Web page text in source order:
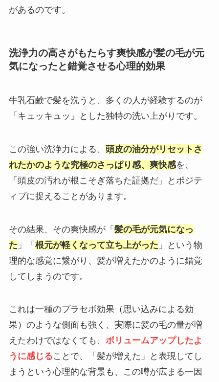
があるのです。
洗浄力の高さがもたらす爽快感が髪の毛が元
気になったと錯覚させる心理的効果
牛乳石鹸で髪を洗うと、多くの人が経験するのが
「キュッキュッ」とした独特の洗い上がりです。
この強い洗浄力による、 頭皮の油分がリセットさ
れたかのような究極のさっぱり感、爽快感を、
「頭皮の汚れが根こそぎ落ちた証拠だ」とポジテ
ィブに捉えることがあります。
その結果、その爽快感が「 髪の毛が元気になっ
た 」「 根元が軽くなって立ち上がった 」という物
理的な感覚に繋がり、髪が増えたかのように錯覚
してしまうのです。
これは一種のプラセボ効果（思い込みによる効
果）のような側面も強く、実際に髪の毛の量が増
えたわけではなくても、 ボリュームアップしたよ
うに感じることで、「髪が増えた」と表現してし
まうという心理的な背景も、この噂が広まる一因